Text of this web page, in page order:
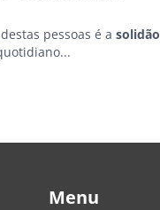
pessoas é asolidão
Menu